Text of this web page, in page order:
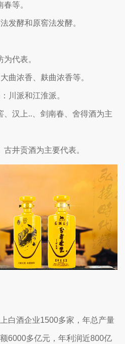
等。
发酵和原窖法发酵。
代表。
曲浓香、麸曲浓香等。
川派和江淮派。
、汉上..、剑南春、舍得酒为主
井贡酒为主要代表。
白酒企业1500多家，年总产量
6000多亿元，年利润近800亿